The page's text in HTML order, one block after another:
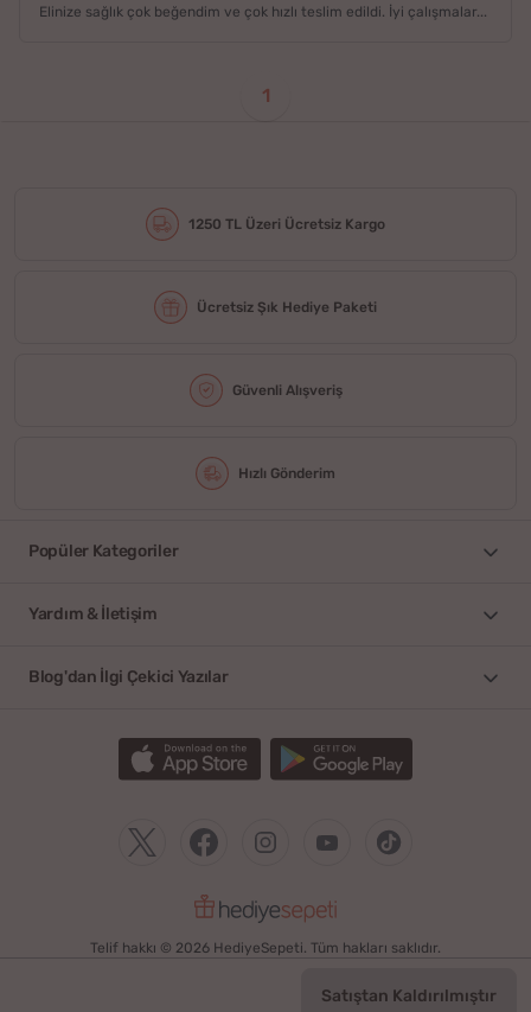
Satıştan Kaldırılmıştır
Elinize sağlık çok beğendim ve çok hızlı teslim edildi. İyi çalışmalar...
1
1250 TL Üzeri Ücretsiz Kargo
Ücretsiz Şık Hediye Paketi
Güvenli Alışveriş
Hızlı Gönderim
Popüler Kategoriler
Yardım & İletişim
Blog'dan İlgi Çekici Yazılar
Telif hakkı © 2026 HediyeSepeti. Tüm hakları saklıdır.